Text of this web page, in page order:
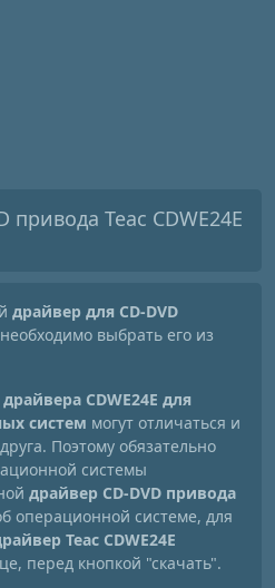
привода Teac CDWE24E
драйвер для CD-DVD
выбрать его из
драйвера CDWE24E для
систем могут отличаться и
Поэтому обязательно
системы
драйвер CD-DVD привода
операционной системе, для
Teac CDWE24E
перед кнопкой "скачать".